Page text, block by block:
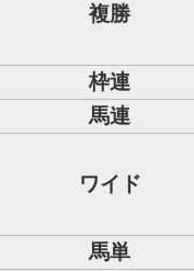
複勝
枠連
馬連
ワイド
馬単